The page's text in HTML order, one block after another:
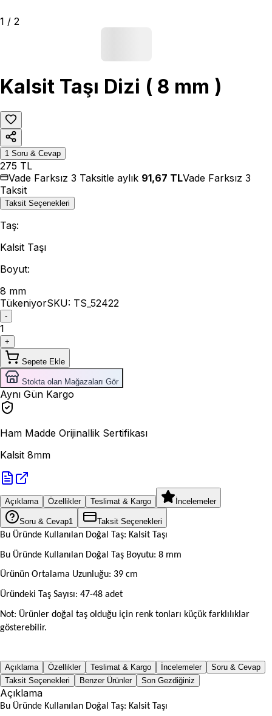
1 / 2
Kalsit Taşı Dizi ( 8 mm )
1 Soru & Cevap
275 TL
Vade Farksız 3 Taksitle aylık 91,67 TLVade Farksız 3
Taksit
Taksit Seçenekleri
Taş:
Kalsit Taşı
Boyut:
8 mm
TükeniyorSKU: TS_52422
-
1
+
Sepete Ekle
Stokta olan Mağazaları Gör
Aynı Gün Kargo
Ham Madde Orijinallik Sertifikası
Kalsit 8mm
Açıklama Özellikler Teslimat & Kargo İncelemeler
Soru & Cevap1 Taksit Seçenekleri
Bu Üründe Kullanılan Doğal Taş: Kalsit Taşı
Bu Üründe Kullanılan Doğal Taş Boyutu: 8 mm
Ürünün Ortalama Uzunluğu: 39 cm
Üründeki Taş Sayısı: 47-48 adet
Not: Ürünler doğal taş olduğu için renk tonları küçük farklılıklar
gösterebilir.
Açıklama Özellikler Teslimat & Kargo İncelemeler
Soru & Cevap
Taksit Seçenekleri
Benzer Ürünler Son Gezdiğiniz
Açıklama
Bu Üründe Kullanılan Doğal Taş: Kalsit Taşı